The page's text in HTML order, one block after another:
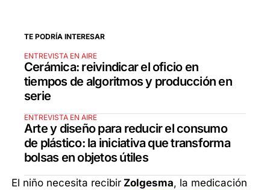
TE PODRÍA INTERESAR
ENTREVISTA EN AIRE
Cerámica: reivindicar el oficio en
tiempos de algoritmos y producción en
serie
ENTREVISTA EN AIRE
Arte y diseño para reducir el consumo
de plástico: la iniciativa que transforma
bolsas en objetos útiles
El niño necesita recibir Zolgesma, la medicación